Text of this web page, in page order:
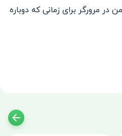
در مرورگر برای زمانی که دوباره